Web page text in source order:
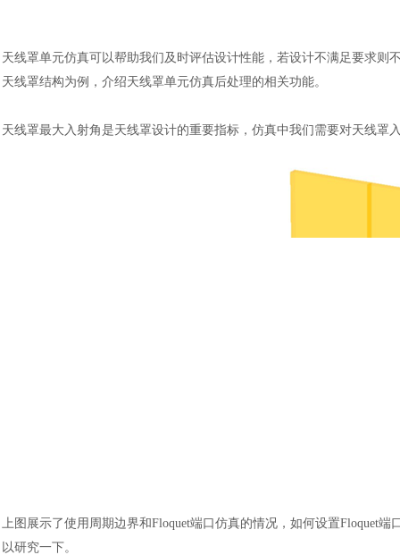
天线罩单元仿真可以帮助我们及时评估设计性能，若设计不满足要求
天线罩结构为例，介绍天线罩单元仿真后处理的相关功能。
天线罩最大入射角是天线罩设计的重要指标，仿真中我们需要对天线罩
上图展示了使用周期边界和Floquet端口仿真的情况， 如何设置Floquet端
以研究一下。